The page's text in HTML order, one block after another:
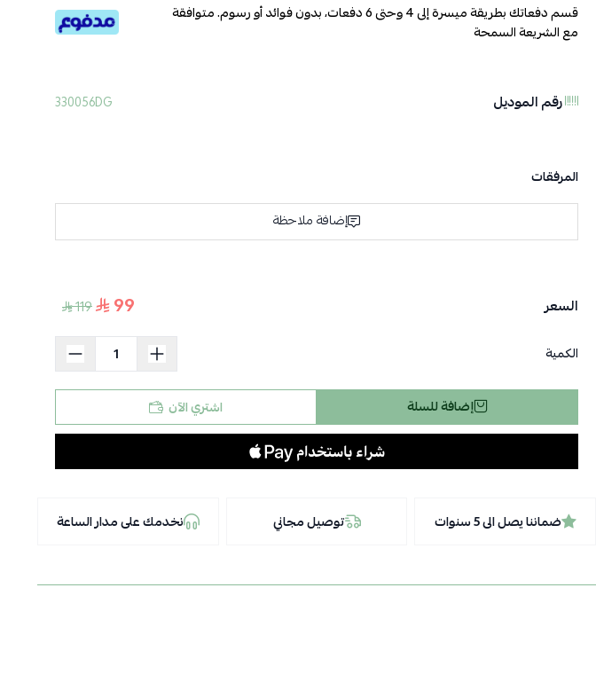
قسم دفعاتك بطريقة ميسرة إلى 4 وحتى 6 دفعات، بدون فوائد أو رسوم. متوافقة
مع الشريعة السمحة
رقم الموديل 330056DG
المرفقات
إضافة ملاحظة
السعر 99
119
الكمية
إضافة للسلة اشتري الآن
ضماننا يصل الى 5 سنوات توصيل مجاني نخدمك على مدار الساعة